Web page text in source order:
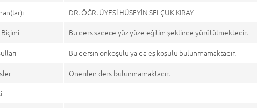
DR. ÖĞR. ÜYESİ HÜSEYİN SELÇUK KIRAY
Bu ders sadece yüz yüze eğitim şeklinde yürütülmektedir.
Bu dersin önkoşulu ya da eş koşulu bulunmamaktadır.
Önerilen ders bulunmamaktadır.